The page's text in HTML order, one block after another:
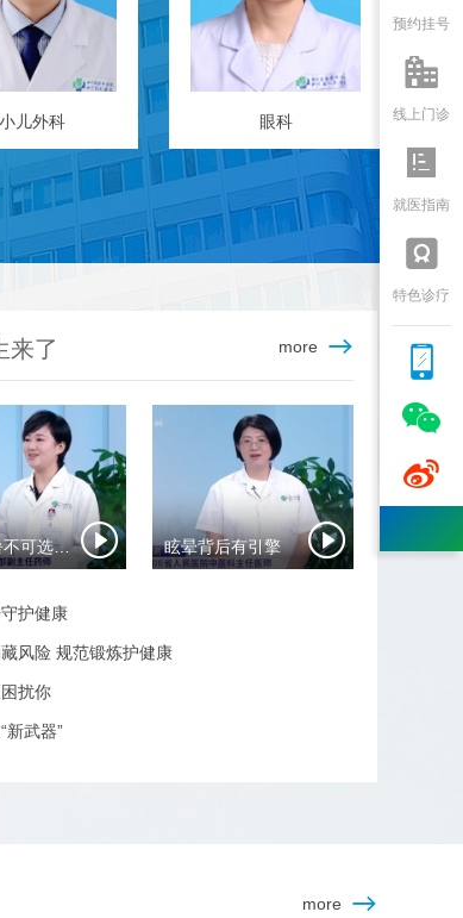
眼科 省老年医学中心
来了 more
科学防暑不可选错药 眩晕背后有引擎
护健康
风险 规范锻炼护健康
扰你
新武器”
more
预约挂号

线上门诊

就医指南

特色诊疗


